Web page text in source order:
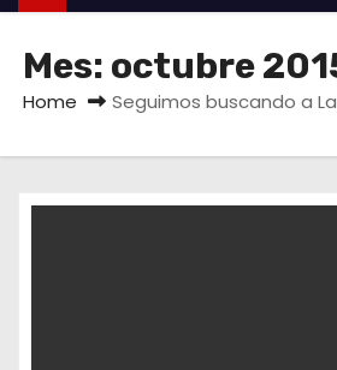
Mes: octubre
Home Seguimos buscando a